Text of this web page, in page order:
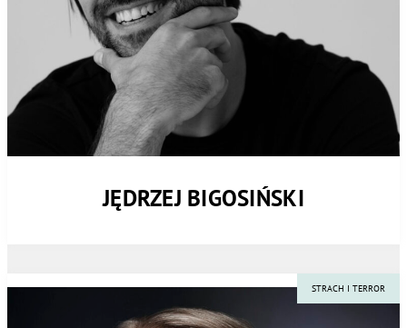
JĘDRZEJ BIGOSIŃSKI
STRACH I TERROR